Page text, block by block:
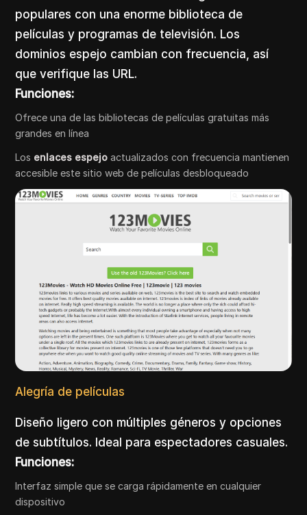
populares con una enorme biblioteca de
películas y programas de televisión. Los
dominios espejo cambian con frecuencia, así
que verifique las URL.
Funciones:
Ofrece una de las bibliotecas de películas gratuitas más
grandes en línea
Los enlaces espejo actualizados con frecuencia mantienen
accesible este sitio web de películas desbloqueado
Alegría de películas
Diseño ligero con múltiples géneros y opciones
de subtítulos. Ideal para espectadores casuales.
Funciones:
Interfaz simple que se carga rápidamente en cualquier
dispositivo